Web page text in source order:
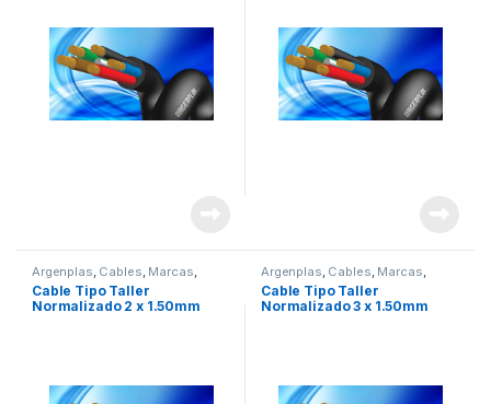
Argenplas Cables Marcas
Seguridad , tipo taller
Cable Tipo Taller
Normalizado 2 x 1.50mm
Argenplas Cables Marcas
Seguridad , tipo taller
Cable Tipo Taller
Normalizado 3 x 1.50mm